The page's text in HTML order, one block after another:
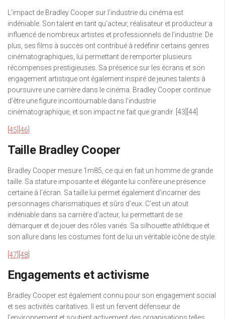
L’impact de Bradley Cooper sur l’industrie du cinéma est
indéniable. Son talent en tant qu’acteur, réalisateur et producteur a
influencé de nombreux artistes et professionnels de l’industrie. De
plus, ses films à succès ont contribué à redéfinir certains genres
cinématographiques, lui permettant de remporter plusieurs
récompenses prestigieuses. Sa présence sur les écrans et son
engagement artistique ont également inspiré de jeunes talents à
poursuivre une carrière dans le cinéma. Bradley Cooper continue
d’être une figure incontournable dans l’industrie
cinématographique, et son impact ne fait que grandir. [43][44]
[45] [46]
Taille Bradley Cooper
Bradley Cooper mesure 1m85, ce qui en fait un homme de grande
taille. Sa stature imposante et élégante lui confère une présence
certaine à l’écran. Sa taille lui permet également d’incarner des
personnages charismatiques et sûrs d’eux. C’est un atout
indéniable dans sa carrière d’acteur, lui permettant de se
démarquer et de jouer des rôles variés. Sa silhouette athlétique et
son allure dans les costumes font de lui un véritable icône de style.
[47] [48]
Engagements et activisme
Bradley Cooper est également connu pour son engagement social
et ses activités caritatives. Il est un fervent défenseur de